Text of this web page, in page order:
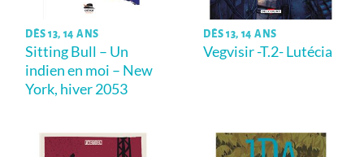
DÈS 13, 14 ANS
Sitting Bull – Un
indien en moi – New
York, hiver 2053
DÈS 13, 14 ANS
Vegvisir -T.2- Lutécia